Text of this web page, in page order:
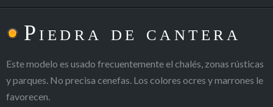
Piedra de cantera
Este modelo es usado frecuentemente el chalés, zonas rústicas
y parques. No precisa cenefas. Los colores ocres y marrones le
favorecen.